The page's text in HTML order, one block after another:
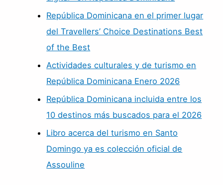
República Dominicana en el primer lugar
del Travellers’ Choice Destinations Best
of the Best
Actividades culturales y de turismo en
República Dominicana Enero 2026
República Dominicana incluida entre los
10 destinos más buscados para el 2026
Libro acerca del turismo en Santo
Domingo ya es colección oficial de
Assouline